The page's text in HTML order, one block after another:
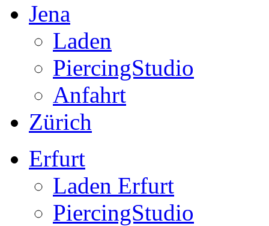
Jena
Laden
PiercingStudio
Anfahrt
Zürich
Erfurt
Laden Erfurt
PiercingStudio